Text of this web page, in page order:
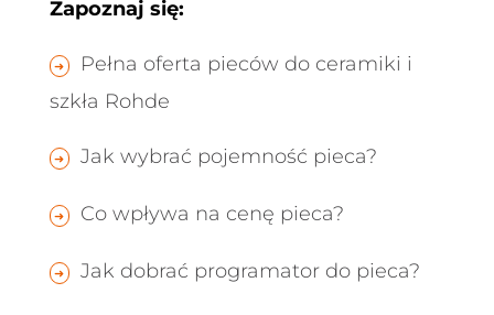
Zapoznaj się:
Pełna oferta pieców do ceramiki i
szkła Rohde
Jak wybrać pojemność pieca?
Co wpływa na cenę pieca?
Jak dobrać programator do pieca?